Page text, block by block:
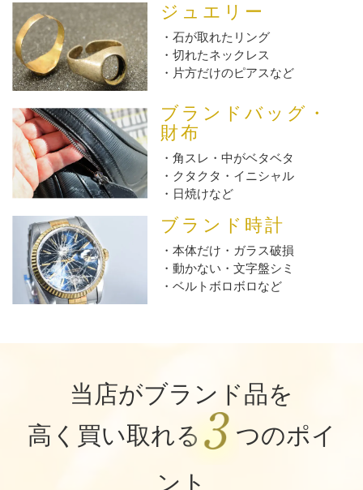
ジュエリー
石が取れたリング
切れたネックレス
片方だけのピアスなど
ブランドバッグ・
財布
角スレ・中がベタベタ
クタクタ・イニシャル
日焼けなど
ブランド時計
本体だけ・ガラス破損
動かない・文字盤シミ
ベルトボロボロなど
当店がブランド品を
高く買い取れる
つのポイ
ント